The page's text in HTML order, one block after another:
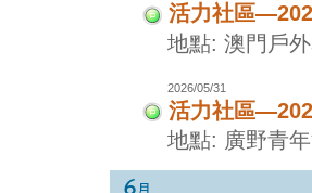
活力社區
地點: 澳門戶
2026/05/31
活力社區
地點: 廣野青